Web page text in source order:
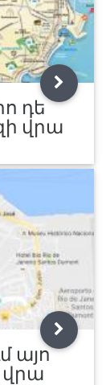
դե
վրա
այո
վրա